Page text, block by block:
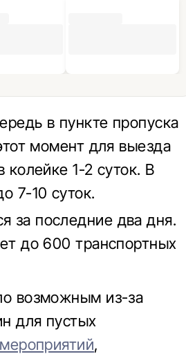
в пункте пропуска
момент для выезда
1-2 суток. В
7-10 суток.
за последние два дня.
до 600 транспортных
возможным из-за
для пустых
,